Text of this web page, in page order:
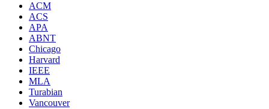
ACM
ACS
APA
ABNT
Chicago
Harvard
IEEE
MLA
Turabian
Vancouver